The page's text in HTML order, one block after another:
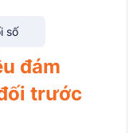
số
đám
trước